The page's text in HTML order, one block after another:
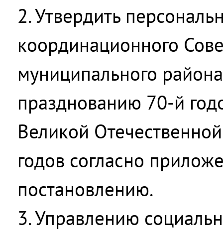
2. Утвердить
координационного
муниципального
празднованию 70-й
Великой
годов согласно
постановлению.
3. Управлению